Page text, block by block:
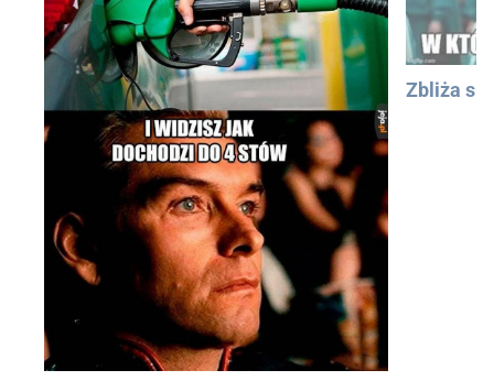
Zbliża się